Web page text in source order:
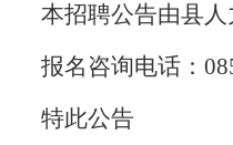
本招聘公告由县
报名咨询电话：
特此公告